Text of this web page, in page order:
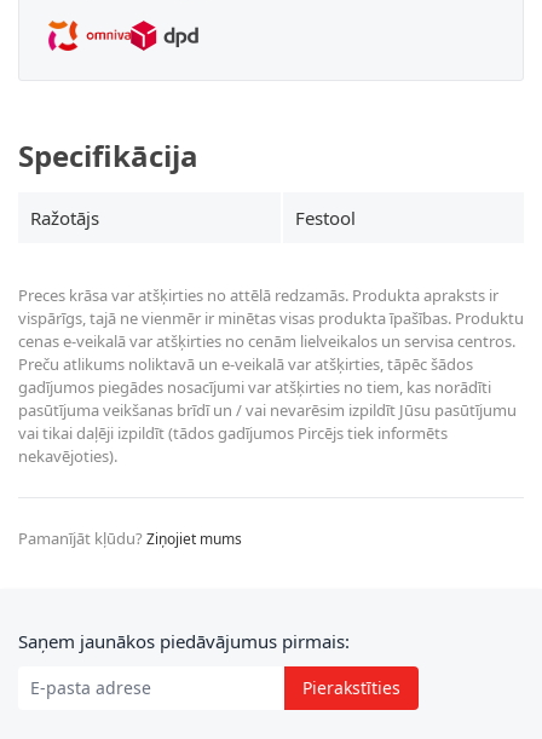
Specifikācija
Ražotājs Festool
Preces krāsa var atšķirties no attēlā redzamās. Produkta apraksts ir
vispārīgs, tajā ne vienmēr ir minētas visas produkta īpašības. Produktu
cenas e-veikalā var atšķirties no cenām lielveikalos un servisa centros.
Preču atlikums noliktavā un e-veikalā var atšķirties, tāpēc šādos
gadījumos piegādes nosacījumi var atšķirties no tiem, kas norādīti
pasūtījuma veikšanas brīdī un / vai nevarēsim izpildīt Jūsu pasūtījumu
vai tikai daļēji izpildīt (tādos gadījumos Pircējs tiek informēts
nekavējoties).
Pamanījāt kļūdu?Ziņojiet mums
E-pasta adrese
Saņem jaunākos piedāvājumus pirmais:
Pierakstīties